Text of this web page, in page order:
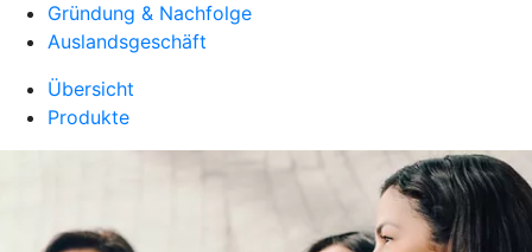
Gründung & Nachfolge
Auslandsgeschäft
Übersicht
Produkte